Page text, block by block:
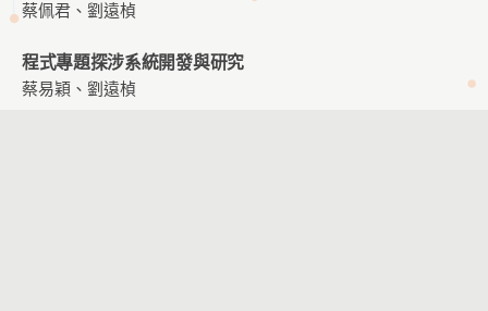
蔡佩君、劉遠楨
程式專題探涉系統開發與研究
蔡易穎、劉遠楨